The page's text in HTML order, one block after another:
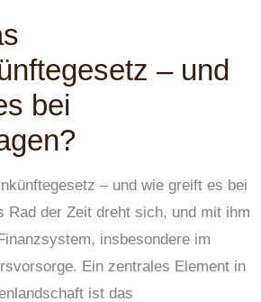
– und
bei
– und wie greift es bei
Rad der Zeit dreht sich, und mit ihm
insbesondere im
Ein zentrales Element in
ist das